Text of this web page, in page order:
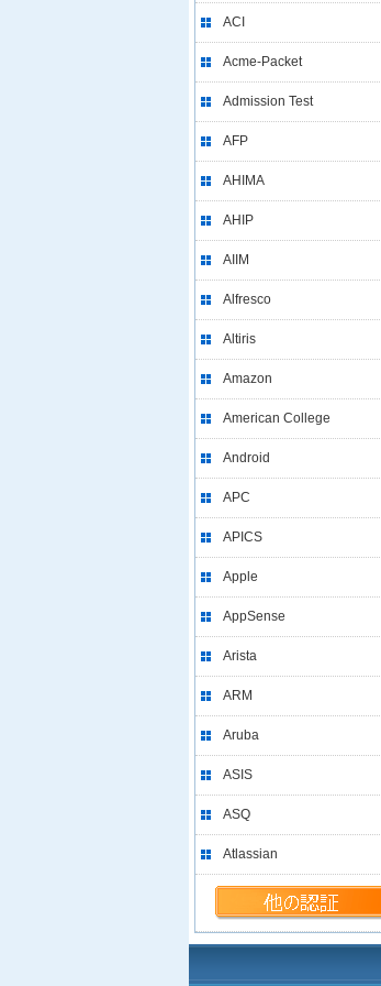
ACI
Acme-Packet
Admission Test
AFP
AHIMA
AHIP
AIIM
Alfresco
Altiris
Amazon
American College
Android
APC
APICS
Apple
AppSense
Arista
ARM
Aruba
ASIS
ASQ
Atlassian